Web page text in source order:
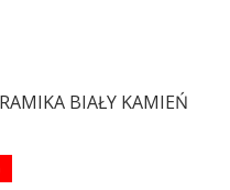
BIAŁY KAMIEŃ